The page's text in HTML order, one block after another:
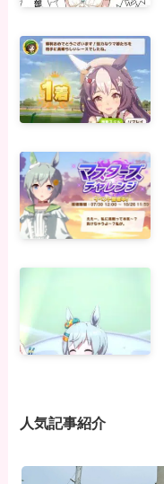
人気記事紹介